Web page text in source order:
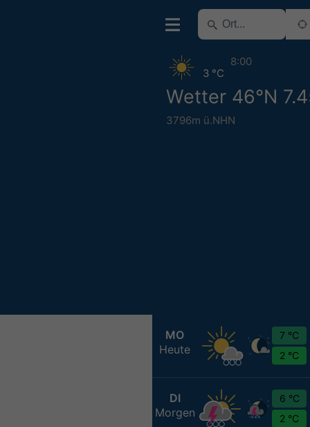
Wetter 46°N
3796m ü.NHN
3 °C
8:00
MO
Heute
7 °C
2 °C
DI
Morgen
6 °C
2 °C